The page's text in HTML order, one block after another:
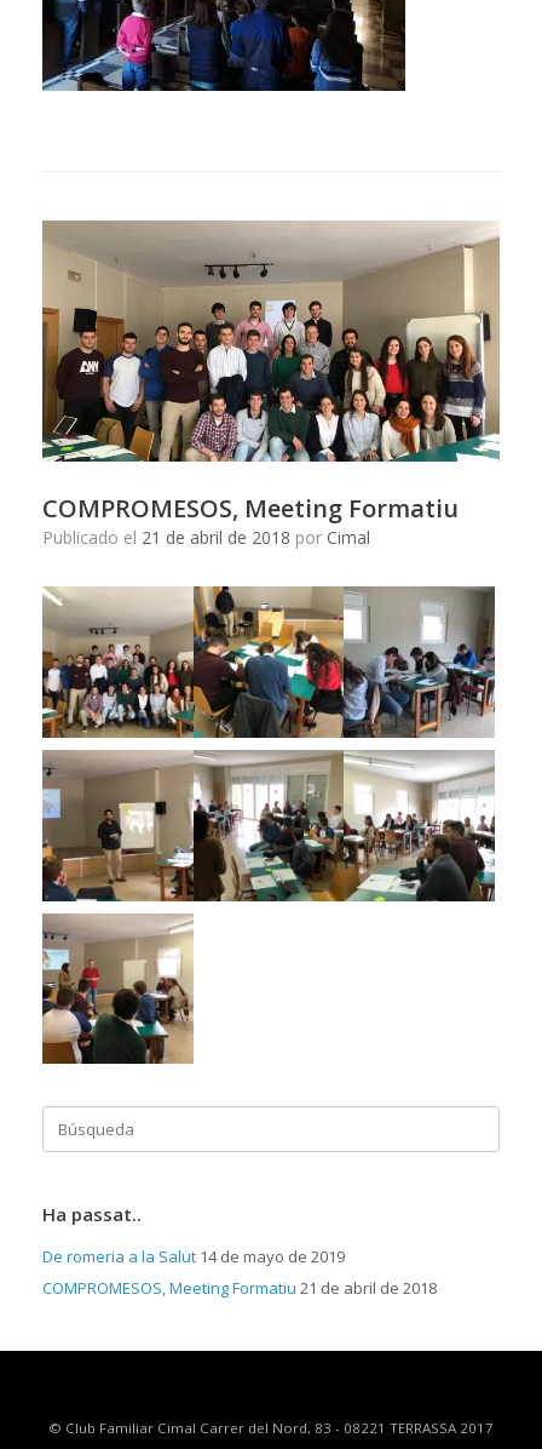
COMPROMESOS, Meeting Formatiu
Publicado el 21 de abril de 2018 por Cimal
Ha passat..
De romeria a la Salut 14 de mayo de 2019
COMPROMESOS, Meeting Formatiu 21 de abril de 2018
© Club Familiar Cimal Carrer del Nord, 83 - 08221 TERRASSA 2017